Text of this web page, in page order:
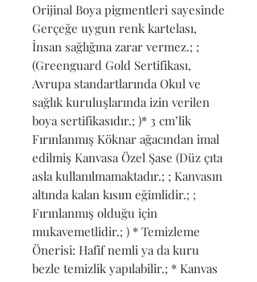
Orijinal Boya pigmentleri sayesinde
Gerçeğe uygun renk kartelası,
İnsan sağlığına zarar vermez.; ;
(Greenguard Gold Sertifikası,
Avrupa standartlarında Okul ve
sağlık kuruluşlarında izin verilen
boya sertifikasıdır.; )* 3 cm’lik
Fırınlanmış Köknar ağacından imal
edilmiş Kanvasa Özel Şase (Düz çıta
asla kullanılmamaktadır.; ; Kanvasın
altında kalan kısım eğimlidir.; ;
Fırınlanmış olduğu için
mukavemetlidir.; ) * Temizleme
Önerisi: Hafif nemli ya da kuru
bezle temizlik yapılabilir.; * Kanvas